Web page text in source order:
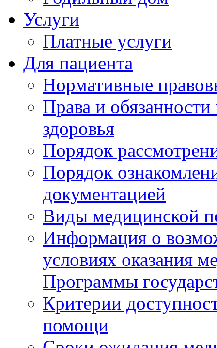
Услуги
Платные услуги
Для пациента
Нормативные
Права и
здоровья
Порядок
Порядок
документацией
Виды медицинской
Информация о
условиях оказания
Программы
Критерии
помощи